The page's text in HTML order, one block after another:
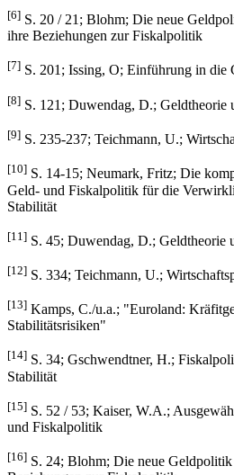
[6] S. 20 / 21; Blohm; Die neue
ihre Beziehungen zur Fiskalpolitik
[7] S. 201; Issing, O; Einführung in die
[8] S. 121; Duwendag, D.; Geldtheorie
[9] S. 235-237; Teichmann, U.;
[10] S. 14-15; Neumark, Fritz; Die
Geld- und Fiskalpolitik für die
Stabilität
[11] S. 45; Duwendag, D.; Geldtheorie
[12] S. 334; Teichmann, U.;
[13] Kamps, C./u.a.; "Euroland:
Stabilitätsrisiken"
[14] S. 34; Gschwendtner, H.;
Stabilität
[15] S. 52 / 53; Kaiser, W.A.;
und Fiskalpolitik
[16] S. 24; Blohm; Die neue